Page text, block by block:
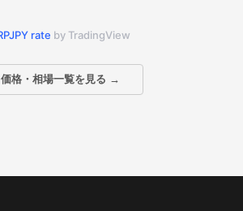
rate by TradingView
価格・相場一覧を見る →